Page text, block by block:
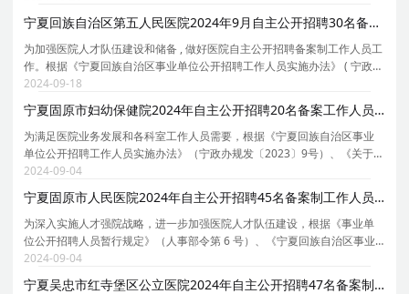
区事业单位公开招聘工作人员面试工作实施细则 (
宁夏回族自治区第五人民医院2024年9月自主公开招聘30名备案制工作人员公告
为加强医院人才队伍建设和储备 , 做好医院自主公开招聘备案制工作人员工
作。根据《宁夏回族自治区事业单位公开招聘工作人员实施办法》 ( 宁政办
规发 [2023]9 号 ) 、《自治区党委组织部人力资源和社会保障厅关于进一步
做好全区事业单位自主公开招聘工作的通
2024-09-18
宁夏固原市妇幼保健院2024年自主公开招聘20名备案工作人员公告
为满足医院业务发展和各科室工作人员需要，根据《宁夏回族自治区事业
单位公开招聘工作人员实施办法》（宁政办规发〔2023〕9号）、《关于进
一步推进公立医疗卫生机构改革有关事项的通知》（宁编办发〔2022〕
151号）文件相关规定与要求，现就固原市妇幼保健院2
2024-09-04
宁夏固原市人民医院2024年自主公开招聘45名备案制工作人员公告
为深入实施人才强院战略，进一步加强医院人才队伍建设，根据《事业单
位公开招聘人员暂行规定》（人事部令第 6 号）、《宁夏回族自治区事业
单位公开招聘工作人员实施办法》（ 宁政办规发 [2023]9 号 ） 、《宁夏回
族自治区事业单位公开招聘工作人员面试工作实
2024-09-04
宁夏吴忠市红寺堡区公立医院2024年自主公开招聘47名备案制工作人员公告